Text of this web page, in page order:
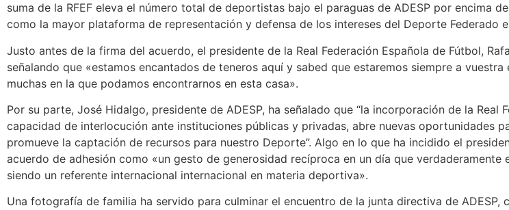
suma de la RFEF eleva el número total de deportistas bajo el paraguas de ADESP por encima
como la mayor plataforma de representación y defensa de los intereses del Deporte Federado
Justo antes de la firma del acuerdo, el presidente de la Real Federación Española de Fútbol,
señalando que «estamos encantados de teneros aquí y sabed que estaremos siempre a
muchas en la que podamos encontrarnos en esta casa».
Por su parte, José Hidalgo, presidente de ADESP, ha señalado que “la incorporación de la Real
capacidad de interlocución ante instituciones públicas y privadas, abre nuevas oportunidades
promueve la captación de recursos para nuestro Deporte”. Algo en lo que ha incidido el
acuerdo de adhesión como «un gesto de generosidad recíproca en un día que verdaderamente
siendo un referente internacional internacional en materia deportiva».
Una fotografía de familia ha servido para culminar el encuentro de la junta directiva de ADESP,